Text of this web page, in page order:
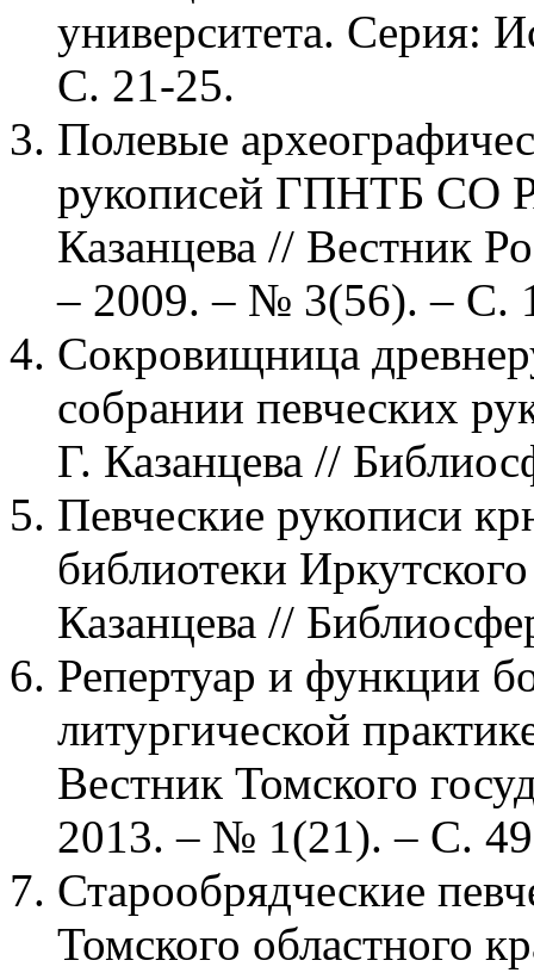
университета. Серия:
С. 21-25.
Полевые
рукописей ГПНТБ СО
Казанцева // Вестник
– 2009. – № 3(56). – С.
Сокровищница
собрании певческих
Г. Казанцева //
Певческие рукописи
библиотеки
Казанцева //
Репертуар и функции
литургической
Вестник Томского
2013. – № 1(21). – С.
Старообрядческие
Томского областного